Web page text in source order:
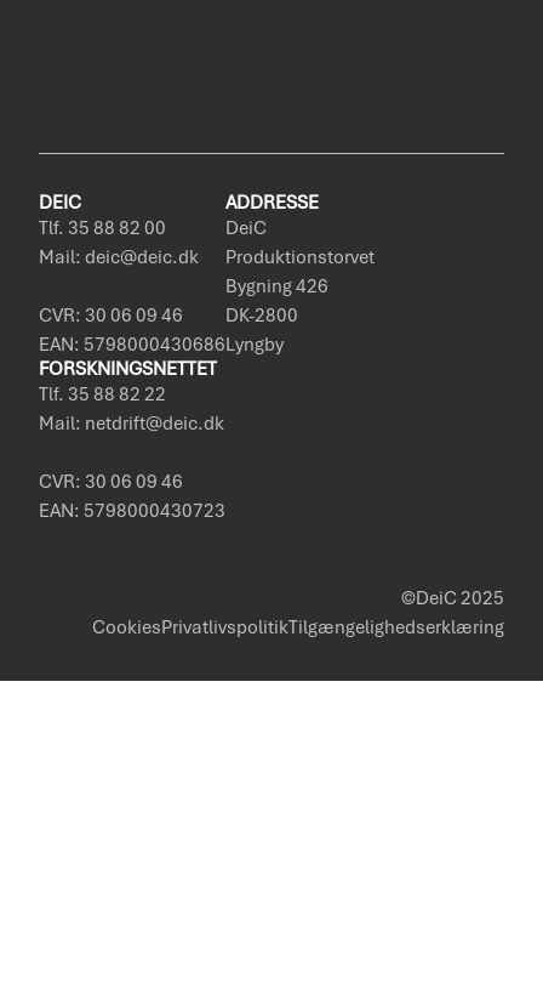
DEIC
Tlf. 35 88 82 00
Mail: deic@deic.dk
CVR: 30 06 09 46
EAN: 5798000430686
ADDRESSE
DeiC
Produktionstorvet
Bygning 426
DK-2800
Lyngby
FORSKNINGSNETTET
Tlf. 35 88 82 22
Mail: netdrift@deic.dk
CVR: 30 06 09 46
EAN: 5798000430723
©DeiC 2025
CookiesPrivatlivspolitikTilgængelighedserklæring